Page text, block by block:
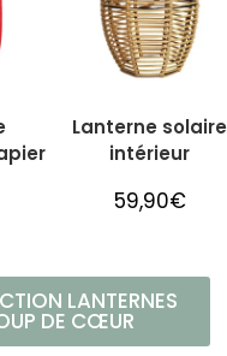
Lanterne solaire
intérieur
59,90€
LANTERNES
DE CŒUR